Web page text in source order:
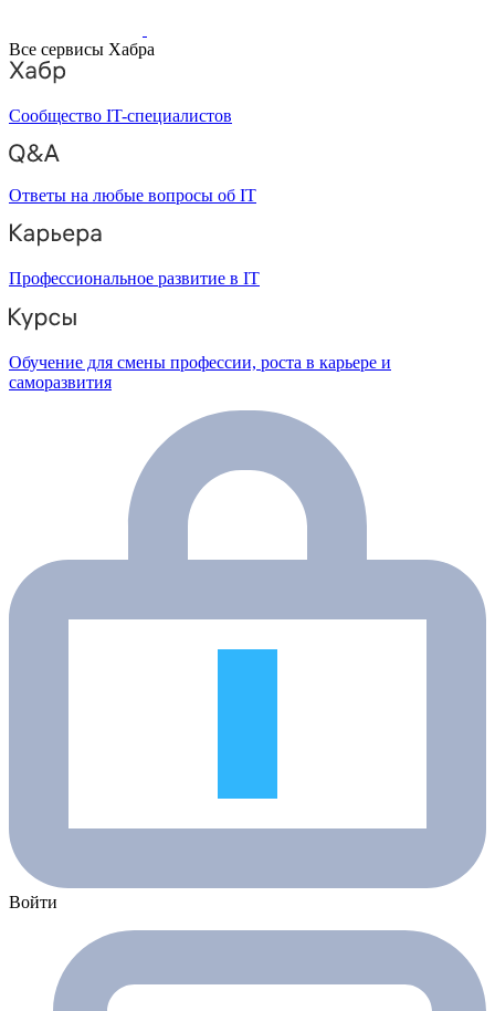
Все сервисы Хабра
Сообщество IT-специалистов
Ответы на любые вопросы об IT
Профессиональное развитие в IT
Обучение для смены профессии, роста в карьере и
саморазвития
Войти